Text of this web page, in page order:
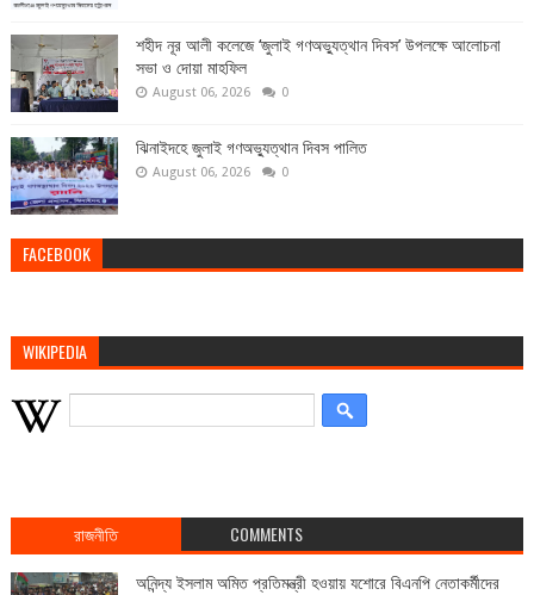
শহীদ নূর আলী কলেজে ‘জুলাই গণঅভ্যুত্থান দিবস’ উপলক্ষে আলোচনা
সভা ও দোয়া মাহফিল
August 06, 2026 0
ঝিনাইদহে জুলাই গণঅভ্যুত্থান দিবস পালিত
August 06, 2026 0
FACEBOOK
WIKIPEDIA
রাজনীতি COMMENTS
অনিন্দ্য ইসলাম অমিত প্রতিমন্ত্রী হওয়ায় যশোরে বিএনপি নেতাকর্মীদের